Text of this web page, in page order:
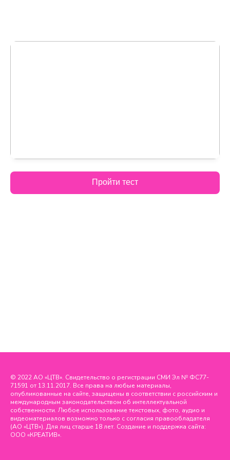
Пройти тест
© 2022 АО «ЦТВ». Свидетельство о регистрации СМИ Эл № ФС77-
71591 от 13.11.2017. Все права на любые материалы,
опубликованные на сайте, защищены в соответствии с российским и
международным законодательством об интеллектуальной
собственности. Любое использование текстовых, фото, аудио и
видеоматериалов возможно только с согласия правообладателя
(АО «ЦТВ»). Для лиц старше 18 лет. Создание и поддержка сайта:
ООО «КРЕАТИВ».